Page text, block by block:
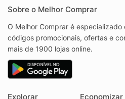
Sobre o Melhor Comprar
O Melhor Comprar é
códigos promocionais, ofertas e
mais de 1900 lojas online.
Explorar Economizar